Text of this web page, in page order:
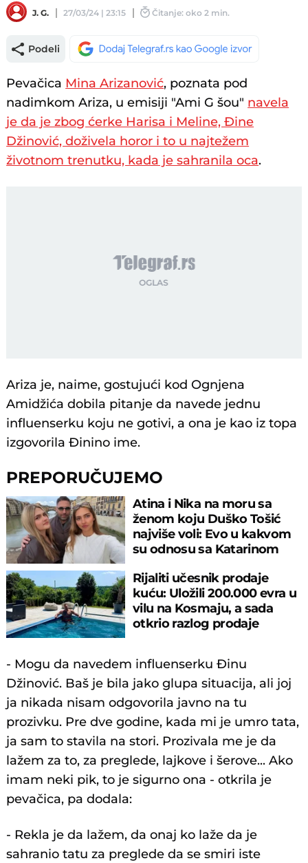
J. G. 27/03/24 | 23:15 Čitanje: oko 2 min.
Podeli
Pevačica Mina Arizanović, poznata pod
nadimkom Ariza, u emisiji "Ami G šou" navela
je da je zbog ćerke Harisa i Meline, Đine
Džinović, doživela horor i to u najtežem
životnom trenutku, kada je sahranila oca.
Ariza je, naime, gostujući kod Ognjena
Amidžića dobila pitanje da navede jednu
influenserku koju ne gotivi, a ona je kao iz topa
izgovorila Đinino ime.
PREPORUČUJEMO
Atina i Nika na moru sa
ženom koju Duško Tošić
najviše voli: Evo u kakvom
su odnosu sa Katarinom
Rijaliti učesnik prodaje
kuću: Uložili 200.000 evra u
vilu na Kosmaju, a sada
otkrio razlog prodaje
- Mogu da navedem influenserku Đinu
Džinović. Baš je bila jako glupa situacija, ali joj
ja nikada nisam odgovorila javno na tu
prozivku. Pre dve godine, kada mi je umro tata,
ja sam to stavila na stori. Prozivala me je da
lažem za to, za preglede, lajkove i šerove... Ako
imam neki pik, to je sigurno ona - otkrila je
pevačica, pa dodala:
- Rekla je da lažem, da onaj ko laže da je
sahranio tatu za preglede da se smiri iste